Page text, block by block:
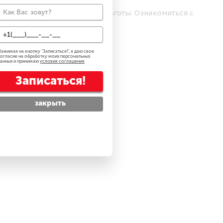
бонусы и льготы. Ознакомиться с
на кнопку "Записаться!", я даю свое
на обработку моих персональных
и принимаю условия соглашения
Записаться!
закрыть